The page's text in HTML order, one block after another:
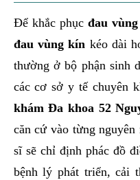
Để khắc phục đau
đau vùng kín kéo dài
thường ở bộ phận sinh
các cơ sở y tế chuyên
khám Đa khoa 52
căn cứ vào từng
sĩ sẽ chỉ định phác đồ
bệnh lý phát triển, cải